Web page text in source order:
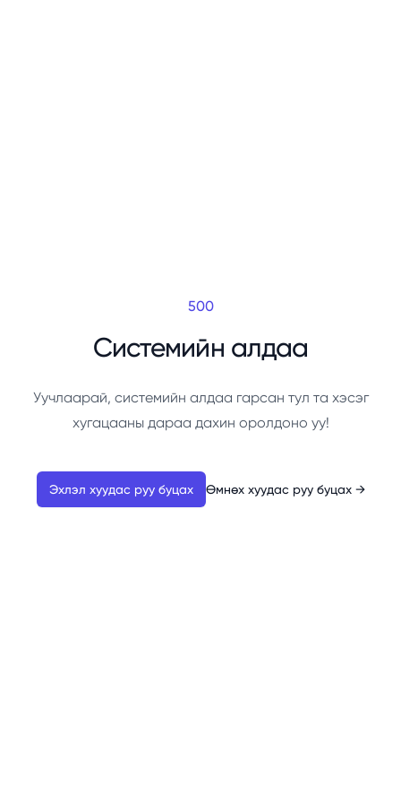
500
Системийн алдаа
Уучлаарай, системийн алдаа гарсан тул та хэсэг
хугацааны дараа дахин оролдоно уу!
Эхлэл хуудас руу буцах Өмнөх хуудас руу буцах →